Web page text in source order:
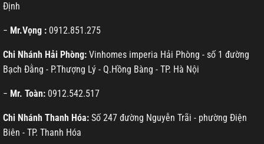
Định
− Mr.Vọng : 0912.851.275
Chi Nhánh Hải Phòng: Vinhomes imperia Hải Phòng - số 1 đường
Bạch Đằng - P.Thượng Lý - Q.Hồng Bàng - TP. Hà Nội
− Mr. Toàn: 0912.542.517
Chi Nhánh Thanh Hóa: Số 247 đường Nguyễn Trãi - phường Điện
Biên - TP. Thanh Hóa